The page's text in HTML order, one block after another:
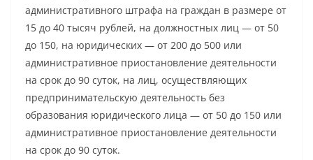
административного штрафа на граждан в размере от
15 до 40 тысяч рублей, на должностных лиц — от 50
до 150, на юридических — от 200 до 500 или
административное приостановление деятельности
на срок до 90 суток, на лиц, осуществляющих
предпринимательскую деятельность без
образования юридического лица — от 50 до 150 или
административное приостановление деятельности
на срок до 90 суток.